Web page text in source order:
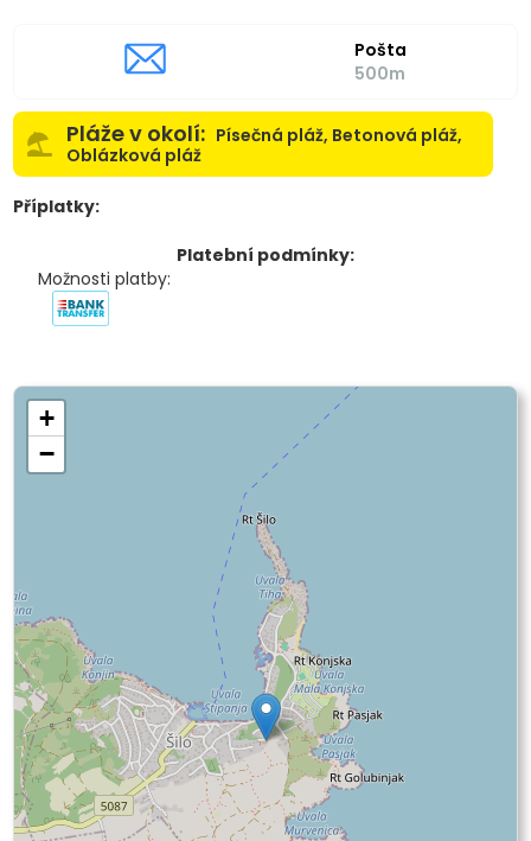
Pošta
500m
Pláže v okolí: Písečná pláž, Betonová pláž,
Oblázková pláž
Příplatky:
Platební podmínky:
Možnosti platby:
+
−